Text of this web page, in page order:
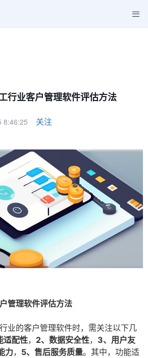
行业客户管理软件评估方法
8:46:25 关注
管理软件评估方法
业的客户管理软件时，需关注以下几
适配性， 2、数据安全性， 3、用户友
力， 5、售后服务质量。其中，功能适